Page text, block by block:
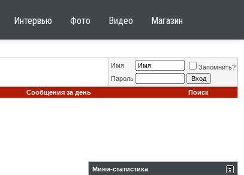
Интервью Фото Видео Магазин
Имя
Запомнить?
Пароль
Сообщения за день Поиск
Мини-статистика